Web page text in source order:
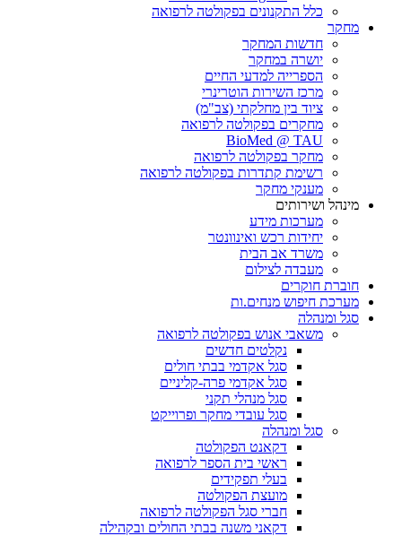
כלל התקנונים בפקולטה לרפואה
מחקר
חדשות המחקר
יושרה במחקר
הספרייה למדעי החיים
מרכז השירות הוטרינרי
ציוד בין מחלקתי (צב"מ)
מחקרים בפקולטה לרפואה
BioMed @ TAU
מחקר בפקולטה לרפואה
רשימת קתדרות בפקולטה לרפואה
מענקי מחקר
מינהל ושירותים
מערכות מידע
יחידות רכש ואינוונטר
משרד אב הבית
מעבדה לצילום
חוברת חוקרים
מערכת חיפוש מנחים.ות
סגל ומנהלה
משאבי אנוש בפקולטה לרפואה
נקלטים חדשים
סגל אקדמי בבתי חולים
סגל אקדמי פרה-קליניים
סגל מנהלי תקני
סגל עובדי מחקר ופרוייקט
סגל ומנהלה
דקאנט הפקולטה
ראשי בית הספר לרפואה
בעלי תפקידים
מועצת הפקולטה
חברי סגל הפקולטה לרפואה
דקאני משנה בבתי החולים ובקהילה